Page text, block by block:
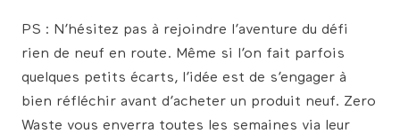
PS : N’hésitez pas à rejoindre l’aventure du défi
rien de neuf en route. Même si l’on fait parfois
quelques petits écarts, l’idée est de s’engager à
bien réfléchir avant d’acheter un produit neuf. Zero
Waste vous enverra toutes les semaines via leur